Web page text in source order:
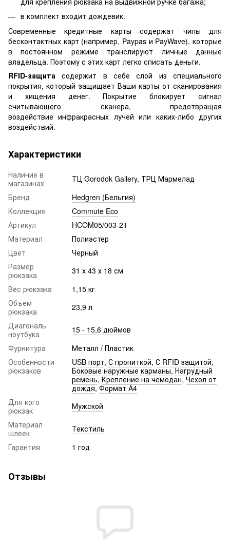
в комплект входит дождевик.
Современные кредитные карты содержат чипы для
бесконтактных карт (например, Paypas и PayWave), которые
в постоянном режиме транслируют личные данные
владельца. Поэтому с этих карт легко списать деньги.
RFID-защита содержит в себе слой из специального
покрытия, который защищает Ваши карты от сканирования
и хищения денег. Покрытие блокирует сигнал
считывающего сканера, предотвращая
воздействие инфракрасных лучей или каких-либо других
воздействий.
Характеристики
Наличие в
магазинах
ТЦ Gorodok Gallery, ТРЦ Мармелад
Бренд
Hedgren (Бельгия)
Коллекция
Commute Eco
Артикул
HCOM05/003-21
Материал
Полиэстер
Цвет
Черный
Размер
рюкзака
31 х 43 х 18 см
Вес рюкзака
1,15 кг
Объем
рюкзака
23,9 л
Диагональ
ноутбука
15 - 15,6 дюймов
Фурнитура
Металл / Пластик
Особенности
рюкзаков
USB порт, С пропиткой, С RFID защитой,
Боковые наружные карманы,Нагрудный
ремень,Крепление на чемодан,Чехол от
дождя,Формат A4
Для кого
рюкзак
Мужской
Материал
шлеек
Текстиль
Гарантия
1 год
Отзывы